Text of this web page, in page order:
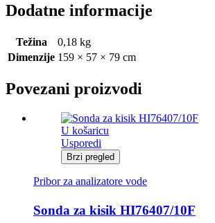
Dodatne informacije
Težina
0,18 kg
Dimenzije 159 × 57 × 79 cm
Povezani proizvodi
U košaricu
Usporedi
Brzi pregled
Pribor za analizatore vode
Sonda za kisik HI76407/10F